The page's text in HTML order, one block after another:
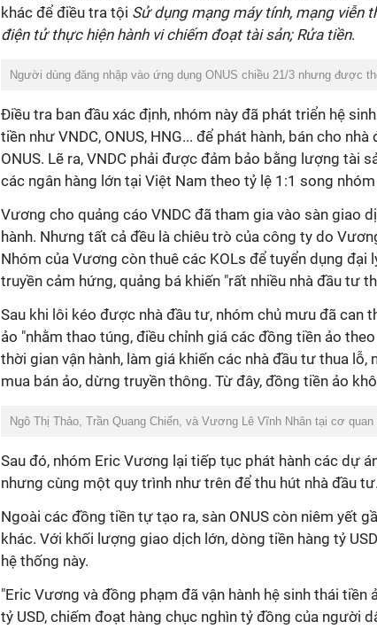
khác để điều tra tội Sử dụng mạng máy tính, mạng viễn
điện tử thực hiện hành vi chiếm đoạt tài sản; Rửa tiền.
Người dùng đăng nhập vào ứng dụng ONUS chiều 21/3 nhưng được
Điều tra ban đầu xác định, nhóm này đã phát triển hệ
tiền như VNDC, ONUS, HNG... để phát hành, bán cho
ONUS. Lẽ ra, VNDC phải được đảm bảo bằng lượng tài
các ngân hàng lớn tại Việt Nam theo tỷ lệ 1:1 song
Vương cho quảng cáo VNDC đã tham gia vào sàn giao
hành. Nhưng tất cả đều là chiêu trò của công ty do
Nhóm của Vương còn thuê các KOLs để tuyển dụng đại
truyền cảm hứng, quảng bá khiến "rất nhiều nhà đầu tư
Sau khi lôi kéo được nhà đầu tư, nhóm chủ mưu đã can
ảo "nhằm thao túng, điều chỉnh giá các đồng tiền ảo
thời gian vận hành, làm giá khiến các nhà đầu tư thua lỗ,
mua bán ảo, dừng truyền thông. Từ đây, đồng tiền ảo
Ngô Thị Thảo, Trần Quang Chiến, và Vương Lê Vĩnh Nhân tại cơ
Sau đó, nhóm Eric Vương lại tiếp tục phát hành các dự
nhưng cùng một quy trình như trên để thu hút nhà đầu tư.
Ngoài các đồng tiền tự tạo ra, sàn ONUS còn niêm yết
khác. Với khối lượng giao dịch lớn, dòng tiền hàng tỷ
hệ thống này.
"Eric Vương và đồng phạm đã vận hành hệ sinh thái tiền
tỷ USD, chiếm đoạt hàng chục nghìn tỷ đồng của người